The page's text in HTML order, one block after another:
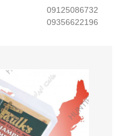
09125086732
09356622196